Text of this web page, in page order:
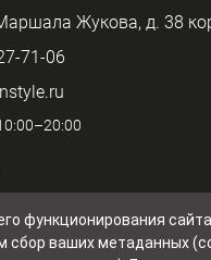
Жукова, д. 38
71-06
соглашение и
функционирования
сбор ваших метаданных